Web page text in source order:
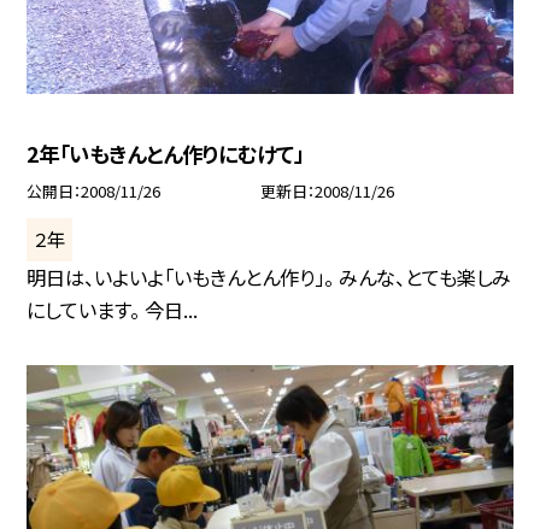
2年「いもきんとん作りにむけて」
公開日 2008/11/26 更新日 2008/11/26
２年
明日は、いよいよ「いもきんとん作り」。 みんな、とても楽しみ
にしています。 今日...